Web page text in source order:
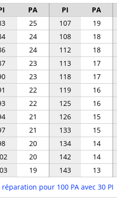
PA PI
PA
25 107
19
24 108
18
24 112
18
23 113
17
23 118
17
22 119
16
22 125
16
21 126
15
21 133
15
20 134
14
20 142
14
19 143
13
pour 100 PA avec 30 PI